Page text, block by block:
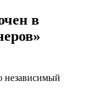
в
независимый